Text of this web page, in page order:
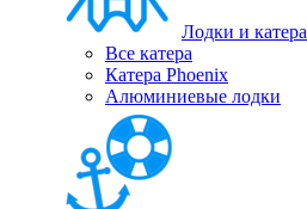
Лодки и катера
Все катера
Катера Phoenix
Алюминиевые лодки